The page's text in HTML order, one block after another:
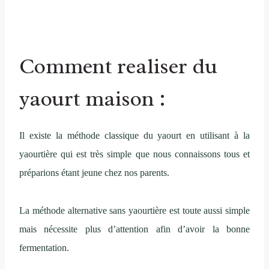
Comment realiser du
yaourt maison :
Il existe la méthode classique du yaourt en utilisant à la
yaourtière qui est très simple que nous connaissons tous et
préparions étant jeune chez nos parents.
La méthode alternative sans yaourtière est toute aussi simple
mais nécessite plus d’attention afin d’avoir la bonne
fermentation.